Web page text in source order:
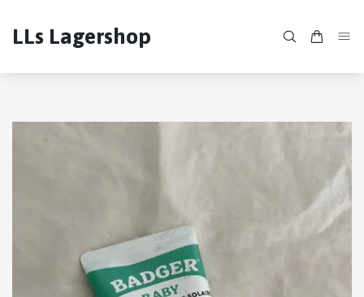
LLs Lagershop